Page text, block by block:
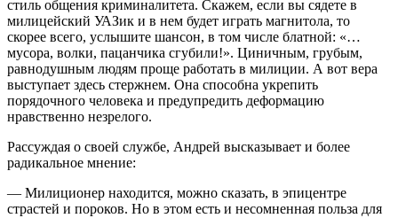
стиль общения криминалитета. Скажем, если вы сядете в
милицейский УАЗик и в нем будет играть магнитола, то
скорее всего, услышите шансон, в том числе блатной: «…
мусора, волки, пацанчика сгубили!». Циничным, грубым,
равнодушным людям проще работать в милиции. А вот вера
выступает здесь стержнем. Она способна укрепить
порядочного человека и предупредить деформацию
нравственно незрелого.
Рассуждая о своей службе, Андрей высказывает и более
радикальное мнение:
— Милиционер находится, можно сказать, в эпицентре
страстей и пороков. Но в этом есть и несомненная польза для